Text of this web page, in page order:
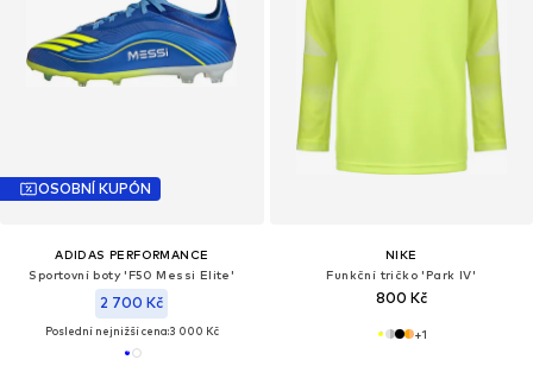
OSOBNÍ KUPÓN
ADIDAS PERFORMANCE
Sportovní boty 'F50 Messi Elite'
2 700 Kč
Poslední nejnižší cena:3 000 Kč
NIKE
Funkční tričko 'Park IV'
800 Kč
+1